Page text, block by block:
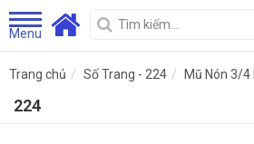
Menu
Trang chủ Số Trang - 224 Mũ Nón 3/4
224